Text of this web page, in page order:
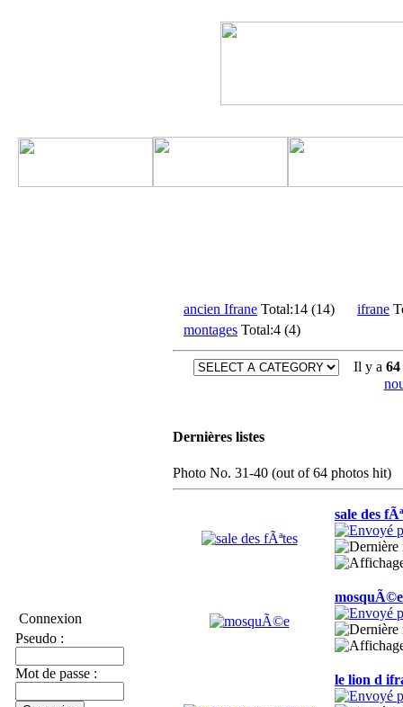
Connexion
Pseudo :
Mot de passe :
ancien Ifrane Total:14 (14) ifrane
montages Total:4 (4)
Il y a 64
Dernières listes
Photo No. 31-40 (out of 64 photos hit)
sale des
mosquÃ©e
le lion d